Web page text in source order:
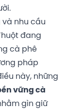
và nhu cầu
đang
cà phê
pháp
này, những
vững cà
gìn giữ